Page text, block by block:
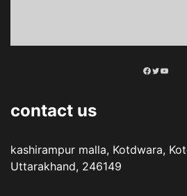
Facebook
Twitter
contact us
kashirampur malla, Kotdwara,
Uttarakhand, 246149